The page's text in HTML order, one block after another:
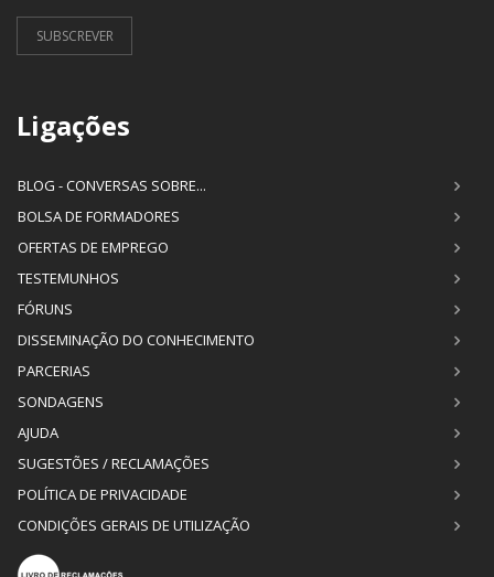
SUBSCREVER
Ligações
BLOG - CONVERSAS SOBRE...
BOLSA DE FORMADORES
OFERTAS DE EMPREGO
TESTEMUNHOS
FÓRUNS
DISSEMINAÇÃO DO CONHECIMENTO
PARCERIAS
SONDAGENS
AJUDA
SUGESTÕES / RECLAMAÇÕES
POLÍTICA DE PRIVACIDADE
CONDIÇÕES GERAIS DE UTILIZAÇÃO